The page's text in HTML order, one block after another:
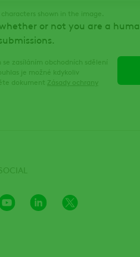
shown in the image.
or not you are a
se zasíláním obchodních sdělení
je možné kdykoliv
dokument Zásady ochrany
Youtube
Channel
LinkedInX